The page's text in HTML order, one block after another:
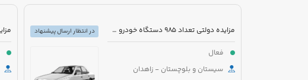
مزایده دولتی تعداد 985 دستگاه خودرو سبک، سنگین و موتورسیکلت
فعال
سیستان و بلوچستان - زاهدان
در انتظار ارسال پیشنهاد